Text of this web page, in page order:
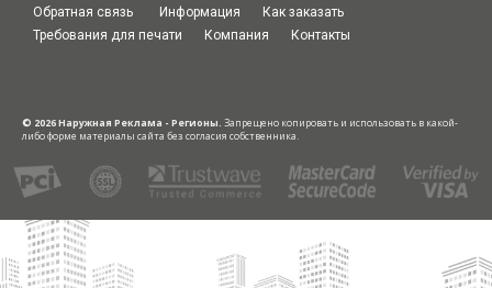
Обратная связь Информация
Как заказать
Требования для печати
Компания Контакты
© 2026 Наружная Реклама - Регионы. Запрещено копировать и использовать в какой-
либо форме материалы сайта без согласия собственника.